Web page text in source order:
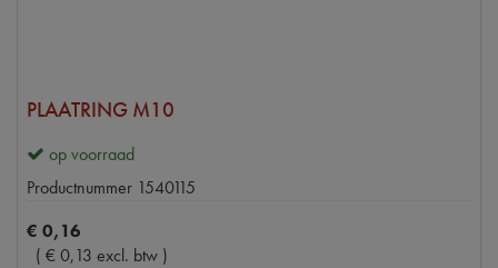
PLAATRING M10
op voorraad
Productnummer 1540115
€ 0,16
( €0,13 excl. btw )